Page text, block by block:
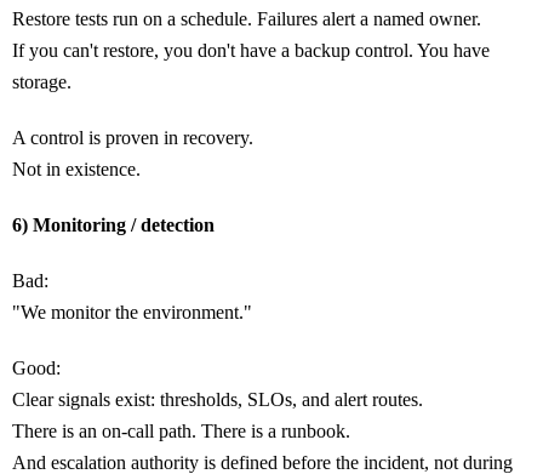
Restore tests run on a schedule. Failures alert a named owner.
If you can't restore, you don't have a backup control. You have
storage.
A control is proven in recovery.
Not in existence.
6) Monitoring / detection
Bad:
"We monitor the environment."
Good:
Clear signals exist: thresholds, SLOs, and alert routes.
There is an on-call path. There is a runbook.
And escalation authority is defined before the incident, not during